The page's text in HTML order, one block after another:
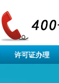
许可证办理